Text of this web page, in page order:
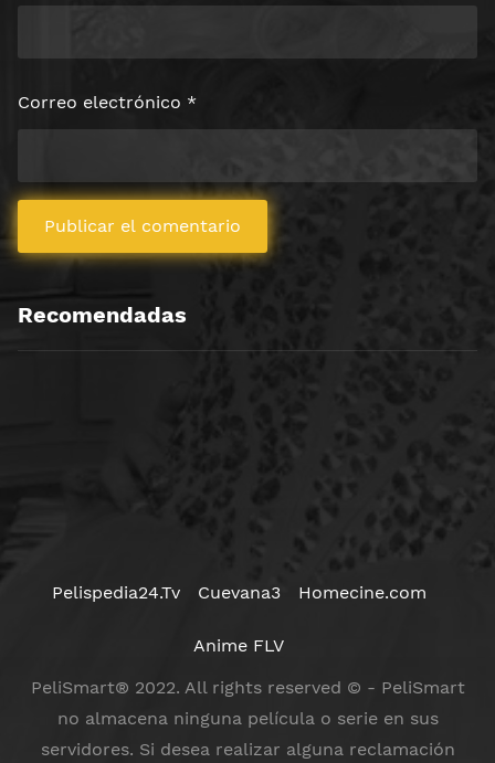
Correo electrónico *
Recomendadas
Pelispedia24.Tv Cuevana3 Homecine.com
Anime FLV
PeliSmart® 2022. All rights reserved © - PeliSmart
no almacena ninguna película o serie en sus
servidores. Si desea realizar alguna reclamación